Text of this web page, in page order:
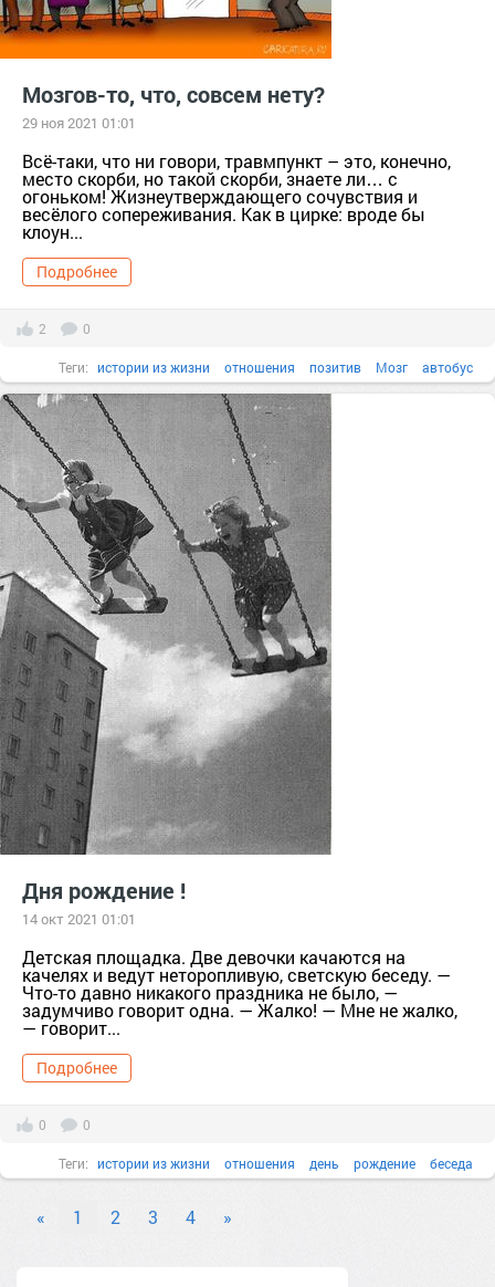
Мозгов-то, что, совсем нету?
29 ноя 2021 01:01
Всё-таки, что ни говори, травмпункт – это, конечно,
место скорби, но такой скорби, знаете ли… с
огоньком! Жизнеутверждающего сочувствия и
весёлого сопереживания. Как в цирке: вроде бы
клоун...
Подробнее
2 0
Теги: истории из жизни отношения позитив Мозг автобус
беседа
Дня рождение !
14 окт 2021 01:01
Детская площадка. Две девочки качаются на
качелях и ведут неторопливую, светскую беседу. —
Что-то давно никакого праздника не было, —
задумчиво говорит одна. — Жалко! — Мне не жалко,
— говорит...
Подробнее
0 0
Теги: истории из жизни отношения день рождение беседа
« 1 2 3 4 »